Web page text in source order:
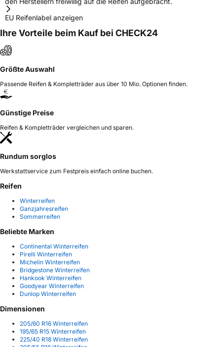
EU Reifenlabel anzeigen
Ihre Vorteile beim Kauf bei CHECK24
Größte Auswahl
Passende Reifen & Kompletträder aus über 10 Mio. Optionen finden.
Günstige Preise
Reifen & Kompletträder vergleichen und sparen.
Rundum sorglos
Werkstattservice zum Festpreis einfach online buchen.
Reifen
Winterreifen
Ganzjahresreifen
Sommerreifen
Beliebte Marken
Continental Winterreifen
Pirelli Winterreifen
Michelin Winterreifen
Bridgestone Winterreifen
Hankook Winterreifen
Goodyear Winterreifen
Dunlop Winterreifen
Dimensionen
205/60 R16 Winterreifen
195/65 R15 Winterreifen
225/40 R18 Winterreifen